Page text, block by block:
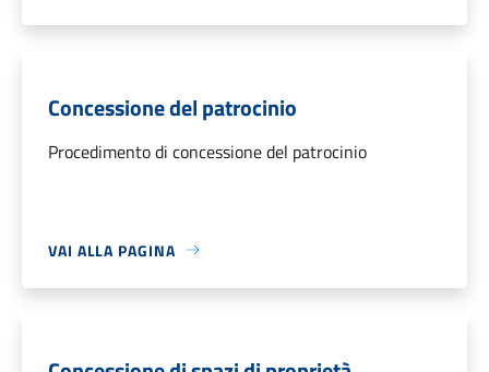
Concessione del patrocinio
Procedimento di concessione del patrocinio
VAI ALLA PAGINA